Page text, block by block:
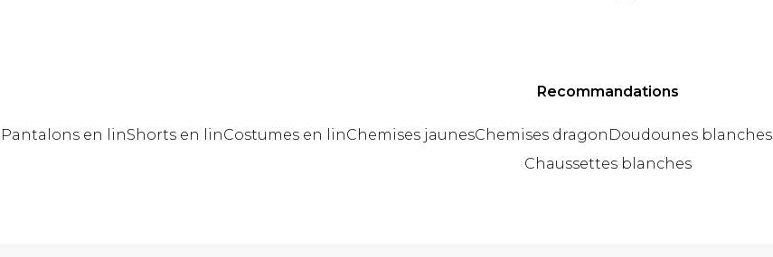
Recommandations
Pantalons en linShorts en linCostumes en linChemises jaunesChemises dragon Doudounes blanches
Chaussettes blanches